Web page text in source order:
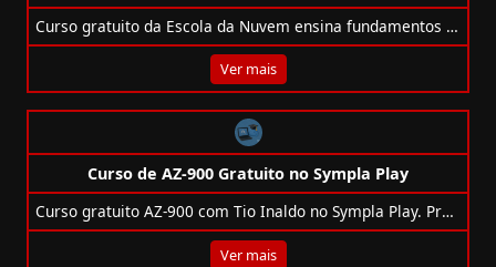
Curso gratuito da Escola da Nuvem ensina fundamentos da AWS, computação em nuvem e IA com práticas e apoio para inserção no mercado.
Ver mais
Curso de AZ-900 Gratuito no Sympla Play
Curso gratuito AZ‑900 com Tio Inaldo no Sympla Play. Prepare-se para a certificação Azure com aulas práticas, simulados e certificado.
Ver mais